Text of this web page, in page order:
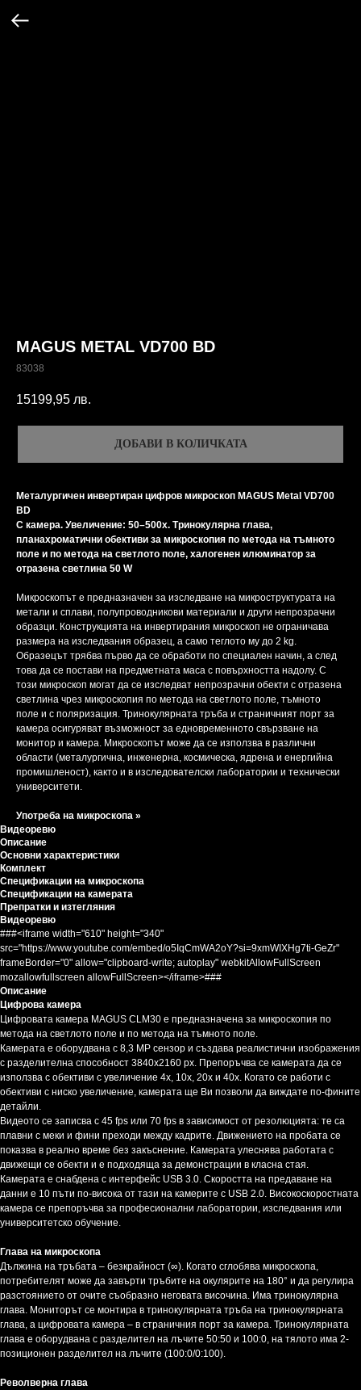
MAGUS METAL VD700 BD
83038
15199,95 лв.
ДОБАВИ В КОЛИЧКАТА
Металургичен инвертиран цифров микроскоп MAGUS Metal VD700
BD
С камера. Увеличение: 50–500х. Тринокулярна глава,
планахроматични обективи за микроскопия по метода на тъмното
поле и по метода на светлото поле, халогенен илюминатор за
отразена светлина 50 W
Микроскопът е предназначен за изследване на микроструктурата на
метали и сплави, полупроводникови материали и други непрозрачни
образци. Конструкцията на инвертирания микроскоп не ограничава
размера на изследвания образец, а само теглото му до 2 kg.
Образецът трябва първо да се обработи по специален начин, а след
това да се постави на предметната маса с повърхността надолу. С
този микроскоп могат да се изследват непрозрачни обекти с отразена
светлина чрез микроскопия по метода на светлото поле, тъмното
поле и с поляризация. Тринокулярната тръба и страничният порт за
камера осигуряват възможност за едновременното свързване на
монитор и камера. Микроскопът може да се използва в различни
области (металургична, инженерна, космическа, ядрена и енергийна
промишленост), както и в изследователски лаборатории и технически
университети.
Употреба на микроскопа »
Видеоревю
Описание
Основни характеристики
Комплект
Спецификации на микроскопа
Спецификации на камерата
Препратки и изтегляния
Видеоревю
###<iframe width="610" height="340"
src="https://www.youtube.com/embed/o5IqCmWA2oY?si=9xmWIXHg7ti-GeZr"
frameBorder="0" allow="clipboard-write; autoplay" webkitAllowFullScreen
mozallowfullscreen allowFullScreen></iframe>###
Описание
Цифрова камера
Цифровата камера MAGUS CLM30 е предназначена за микроскопия по
метода на светлото поле и по метода на тъмното поле.
Камерата е оборудвана с 8,3 MP сензор и създава реалистични изображения
с разделителна способност 3840x2160 px. Препоръчва се камерата да се
използва с обективи с увеличение 4x, 10x, 20х и 40x. Когато се работи с
обективи с ниско увеличение, камерата ще Ви позволи да виждате по-фините
детайли.
Видеото се записва с 45 fps или 70 fps в зависимост от резолюцията: те са
плавни с меки и фини преходи между кадрите. Движението на пробата се
показва в реално време без закъснение. Камерата улеснява работата с
движещи се обекти и е подходяща за демонстрации в класна стая.
Камерата е снабдена с интерфейс USB 3.0. Скоростта на предаване на
данни е 10 пъти по-висока от тази на камерите с USB 2.0. Високоскоростната
камера се препоръчва за професионални лаборатории, изследвания или
университетско обучение.
Глава на микроскопа
Дължина на тръбата – безкрайност (∞). Когато сглобява микроскопа,
потребителят може да завърти тръбите на окулярите на 180° и да регулира
разстоянието от очите съобразно неговата височина. Има тринокулярна
глава. Мониторът се монтира в тринокулярната тръба на тринокулярната
глава, а цифровата камера – в страничния порт за камера. Тринокулярната
глава е оборудвана с разделител на лъчите 50:50 и 100:0, на тялото има 2-
позиционен разделител на лъчите (100:0/0:100).
Револверна глава